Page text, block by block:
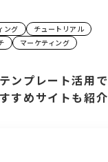
ング
チュートリアル
マーケティング
ンプレート活用で
すめサイトも紹介